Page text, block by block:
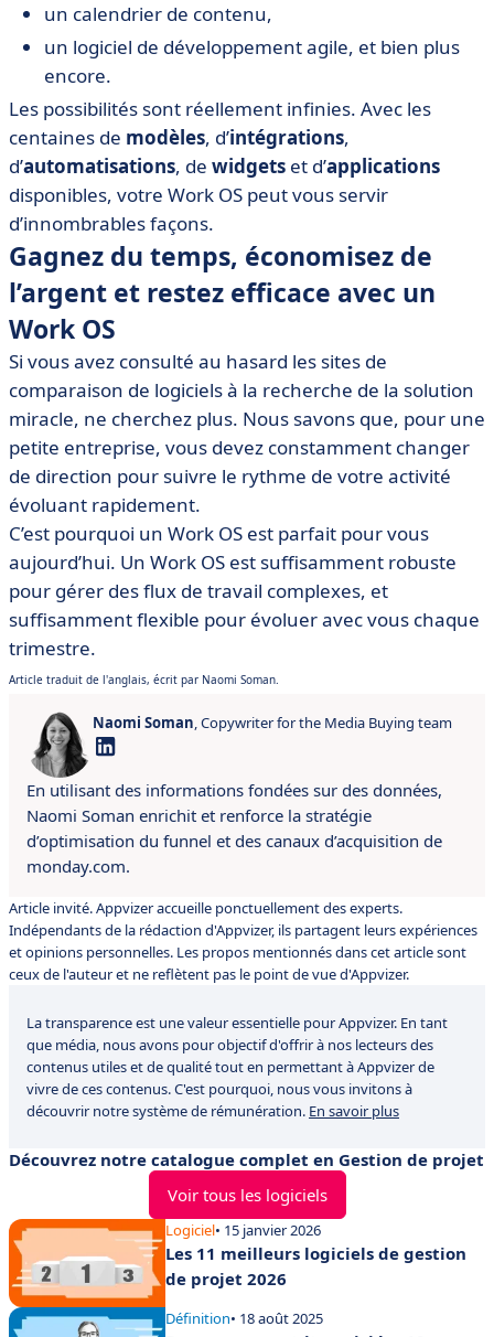
un calendrier de contenu,
un logiciel de développement agile, et bien plus
encore.
Les possibilités sont réellement infinies. Avec les
centaines de modèles, d’intégrations,
d’automatisations, de widgets et d’applications
disponibles, votre Work OS peut vous servir
d’innombrables façons.
Gagnez du temps, économisez de
l’argent et restez efficace avec un
Work OS
Si vous avez consulté au hasard les sites de
comparaison de logiciels à la recherche de la solution
miracle, ne cherchez plus. Nous savons que, pour une
petite entreprise, vous devez constamment changer
de direction pour suivre le rythme de votre activité
évoluant rapidement.
C’est pourquoi un Work OS est parfait pour vous
aujourd’hui. Un Work OS est suffisamment robuste
pour gérer des flux de travail complexes, et
suffisamment flexible pour évoluer avec vous chaque
trimestre.
Article traduit de l'anglais, écrit par Naomi Soman.
Naomi Soman, Copywriter for the Media Buying team
En utilisant des informations fondées sur des données,
Naomi Soman enrichit et renforce la stratégie
d’optimisation du funnel et des canaux d’acquisition de
monday.com.
Article invité. Appvizer accueille ponctuellement des experts.
Indépendants de la rédaction d'Appvizer, ils partagent leurs expériences
et opinions personnelles. Les propos mentionnés dans cet article sont
ceux de l'auteur et ne reflètent pas le point de vue d'Appvizer.
La transparence est une valeur essentielle pour Appvizer. En tant
que média, nous avons pour objectif d'offrir à nos lecteurs des
contenus utiles et de qualité tout en permettant à Appvizer de
vivre de ces contenus. C'est pourquoi, nous vous invitons à
découvrir notre système de rémunération. En savoir plus
Découvrez notre catalogue complet en Gestion de projet
Voir tous les logiciels
Logiciel• 15 janvier 2026
Les 11 meilleurs logiciels de gestion
de projet 2026
Définition• 18 août 2025